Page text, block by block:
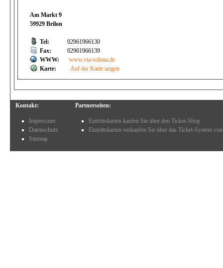
Am Markt 9
59929 Brilon
Tel:
02961966130
Fax:
02961966139
WWW:
www.via-soluna.de
Karte:
Auf der Karte zeigen
Kontakt:
Impressum
Datenschutz
Sitemap
Partnerseiten:
Eintrittskarten kaufen Sie über den Ticket-Shop
Eintrittskarten verkaufen Sie über das Ticket-System